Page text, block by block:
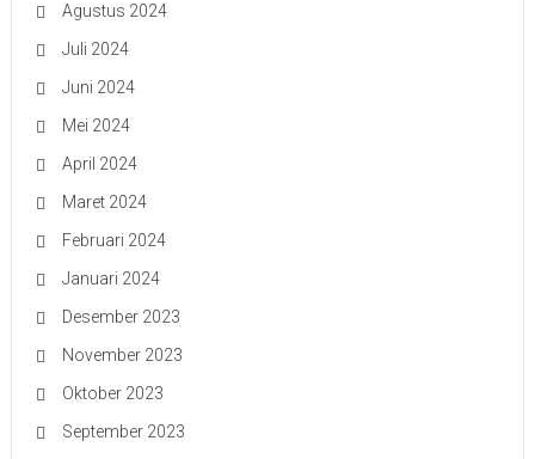
Agustus 2024
Juli 2024
Juni 2024
Mei 2024
April 2024
Maret 2024
Februari 2024
Januari 2024
Desember 2023
November 2023
Oktober 2023
September 2023